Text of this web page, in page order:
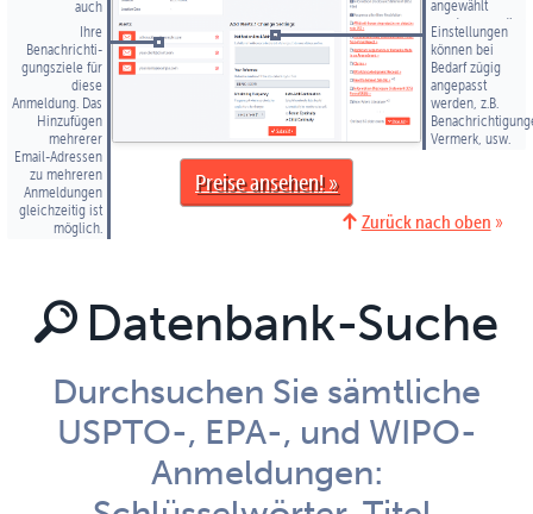
auch
automatisch zu
Ihrer
Überwachungs­
liste
hinzugefügt
werden.
Ihre
Benachrichti­
gungsziele für
diese
Anmeldung. Das
Hinzufügen
mehrerer
Email-Adressen
zu mehreren
Anmeldungen
gleich­zeitig ist
möglich.
angewählt
werden, um die
Datenbank nach
anderen
Anmeldungen
des gleichen
Erfinders zu
durchsuchen.
Einstellungen
können bei
Bedarf zügig
angepasst
werden, z.B.
Vermerk, usw.
Preise ansehen
Zurück nach oben
Datenbank-Suche
Durchsuchen Sie sämtliche
USPTO-, EPA-, und WIPO-
Anmeldungen: